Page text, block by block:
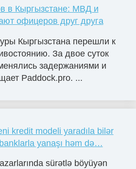
в Кыргызстане: МВД и
офицеров друг друга
Кыргызстана перешли к
За двое суток
задержаниями и
Paddock.pro. ...
kredit modeli yaradıla bilər
yanaşı həm də…
sürətlə böyüyən